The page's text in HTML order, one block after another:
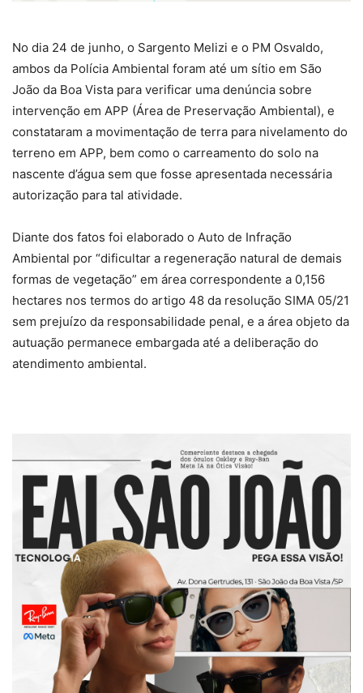
No dia 24 de junho, o Sargento Melizi e o PM Osvaldo,
ambos da Polícia Ambiental foram até um sítio em São
João da Boa Vista para verificar uma denúncia sobre
intervenção em APP (Área de Preservação Ambiental), e
constataram a movimentação de terra para nivelamento do
terreno em APP, bem como o carreamento do solo na
nascente d’água sem que fosse apresentada necessária
autorização para tal atividade.
Diante dos fatos foi elaborado o Auto de Infração
Ambiental por “dificultar a regeneração natural de demais
formas de vegetação” em área correspondente a 0,156
hectares nos termos do artigo 48 da resolução SIMA 05/21
sem prejuízo da responsabilidade penal, e a área objeto da
autuação permanece embargada até a deliberação do
atendimento ambiental.